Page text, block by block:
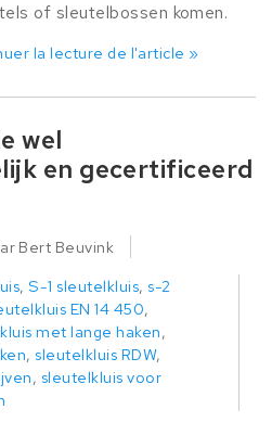
of sleutelbossen komen.
la lecture de l'article »
wel
en gecertificeerd
Bert Beuvink
,S-1 sleutelkluis, s-2
EN 14 450,
met lange haken,
, sleutelkluis RDW,
, sleutelkluis voor